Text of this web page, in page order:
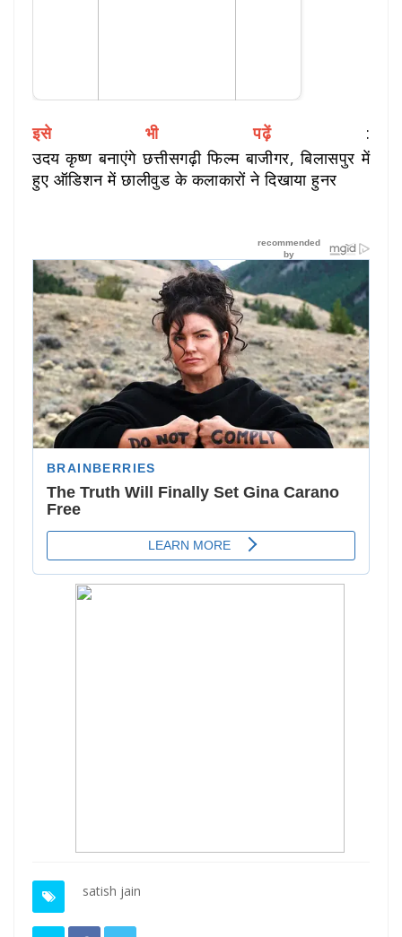
इसे भी पढ़ें:
उदय कृष्ण बनाएंगे छत्तीसगढ़ी फिल्म बाजीगर, बिलासपुर में
हुए ऑडिशन में छालीवुड के कलाकारों ने दिखाया हुनर
satish jain